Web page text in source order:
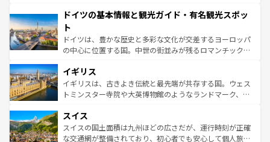
せる。地方によって風土や気候が異なるスペインはその個
ンテンツ一覧 を参照してほしい。
で、幅広い魅力が詰まっている。華麗な宮殿、歴史的な大
聖堂、美しいビーチ、そして豊かな自然が、訪れる者を心
から魅了する。また、フランスは美食の国としても知ら
れ、フランス料理はユネスコ無形文化遺産にも登録されて
香り高いラベンダー畑など、多彩な楽しみ方が可能だ。さ
らに、パリ以外の地域にも魅力が溢れており、どの街角に
も豊かな歴史と文化が息づいている。パリ以外の個性あふ
を参照してほしい。
ドイツの基本情報と観光ガイド・有名観光スポッ
ト
ドイツは、豊かな歴史と多彩な文化が交差するヨーロッパ
の中心に位置する国。中世の街並みが残るロマンチック街
顔を持つこの国は、どこを歩いても飽きることがない。ベ
ルリンの文化的活気、バイエルン州のアルプスの絶景、そ
してライン川沿いのワイン畑といった風景は必見。ビール
は、お酒好きな人にはぜひ体験してほしい。 なお、新着の
ドイツ情報はコンテンツ一覧を参照してほしい。
イギリス
イギリスは、古きよき伝統と最先端が共存する国。ウェス
トミンスター寺院や大英博物館のようなランドマーク、歴
リアごとに異なる魅力がある。また、優雅なアフタヌーン
ティー、ビール好きにはたまらない英国パブ、サッカー観
戦など、本場だからこそできる体験も豊富。イギリスを旅
スイス
スイスの国土面積は九州ほどの広さだが、運行時刻が正確
な交通網が整備されており、初心者でも安心して個人旅行